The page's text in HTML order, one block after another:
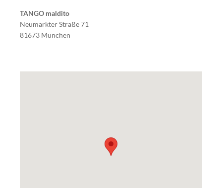
TANGO maldito
Neumarkter Straße 71
81673 München